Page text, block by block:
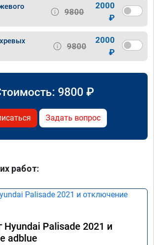
9800
2000
₽
9800
2000
₽
9800 ₽
Задать вопрос
работ:
Hyundai Palisade 2021 и
adblue